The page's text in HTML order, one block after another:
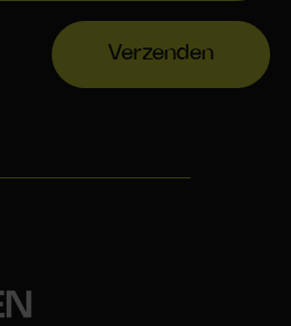
Verzenden